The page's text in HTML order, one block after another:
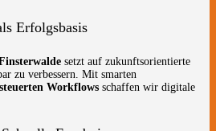
Erfolgsbasis
setzt auf zukunftsorientierte
zu verbessern. Mit smarten
Workflows schaffen wir digitale